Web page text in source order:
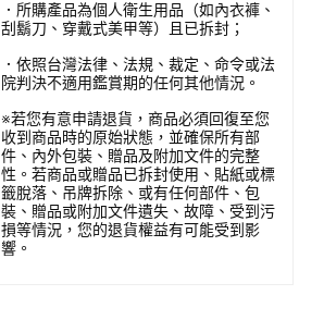
．所購產品為個人衛生用品（如內衣褲、
刮鬍刀、穿戴式美甲等）且已拆封；
．依照台灣法律、法規、裁定、命令或法
院判決不適用鑑賞期的任何其他情況。
※若您有意申請退貨，商品必須回復至您
收到商品時的原始狀態，並確保所有部
件、內外包裝、贈品及附加文件的完整
性。若商品或贈品已拆封使用、貼紙或標
籤脫落、吊牌拆除、或有任何部件、包
裝、贈品或附加文件遺失、故障、受到污
損等情況，您的退貨權益有可能受到影
響。